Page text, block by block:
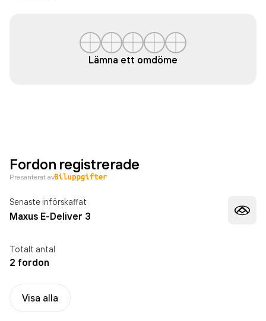
Lämna ett omdöme
Fordon registrerade
Presenterat av
Senaste införskaffat
Maxus E-Deliver 3
Totalt antal
2 fordon
Visa alla